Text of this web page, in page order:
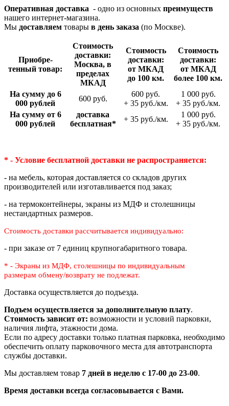
Оперативная доставка - одно из основных преимуществ
нашего интернет-магазина.
Мы доставляем товары в день заказа (по Москве).
Приобре­
тенный товар:
Стои­мость
доставки:
Москва, в
пределах
МКАД
Стои­мость
доставки:
от МКАД
до 100 км.
Стои­мость
доставки:
от МКАД
более 100 км.
На сумму до 6
000 рублей
600 руб.
600 руб.
+ 35 руб./км.
1 000 руб.
+ 35 руб./км.
На сумму от 6
000 рублей
доставка
беспла­тная*
+ 35 руб./км.
1 000 руб.
+ 35 руб./км.
* - Условие бесплатной доставки не распространяется:
- на мебель, которая доставляется со складов других
производителей или изготавливается под заказ;
- на термоконтейнеры, экраны из МДФ и столешницы
нестандартных размеров.
Стоимость доставки рассчитывается индивидуально:
- при заказе от 7 единиц крупногабаритного товара.
* - Экраны из МДФ, столешницы по индивидуальным
размерам обмену/возврату не подлежат.
Доставка осуществляется до подъезда.
Подъем осуществляется за дополнительную плату.
Стоимость зависит от: возможности и условий парковки,
наличия лифта, этажности дома.
Если по адресу доставки только платная парковка, необходимо
обеспечить оплату парковочного места для автотранспорта
службы доставки.
Мы доставляем товар 7 дней в неделю с 17-00 до 23-00.
Время доставки всегда согласовывается с Вами.